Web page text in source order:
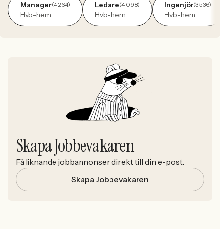
Manager(4 264)
Hvb-hem
Ledare(4 098)
Hvb-hem
Ingenjör(3 536)
Hvb-hem
Skapa Jobbevakaren
Få liknande jobbannonser direkt till din e-post.
Skapa Jobbevakaren